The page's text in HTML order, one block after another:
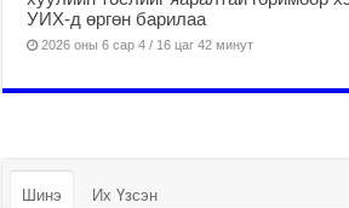
УИХ-д өргөн барилаа
2026 оны 6 сар 4 / 16 цаг 42 минут
Шинэ Их Үзсэн